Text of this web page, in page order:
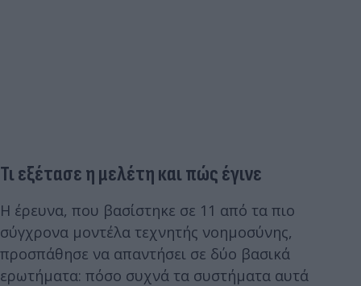
Τι εξέτασε η μελέτη και πώς έγινε
Η έρευνα, που βασίστηκε σε 11 από τα πιο
σύγχρονα μοντέλα τεχνητής νοημοσύνης,
προσπάθησε να απαντήσει σε δύο βασικά
ερωτήματα: πόσο συχνά τα συστήματα αυτά